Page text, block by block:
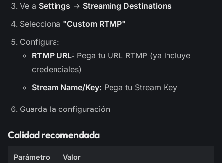
Ve a Settings → Streaming Destinations
Selecciona "Custom RTMP"
Configura:
RTMP URL: Pega tu URL RTMP (ya incluye
credenciales)
Stream Name/Key: Pega tu Stream Key
Guarda la configuración
Calidad recomendada
Parámetro Valor